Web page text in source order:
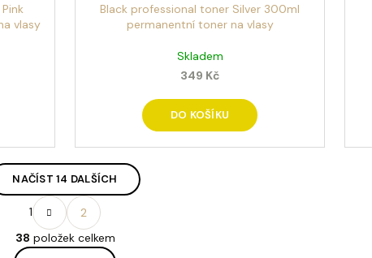
vlasy
Black professional toner Silver 300ml
permanentní toner na vlasy
Skladem
349 Kč
DO KOŠÍKU
O
v
NAČÍST 14 DALŠÍCH
S
t
r
á
1
2
38 položek celkem